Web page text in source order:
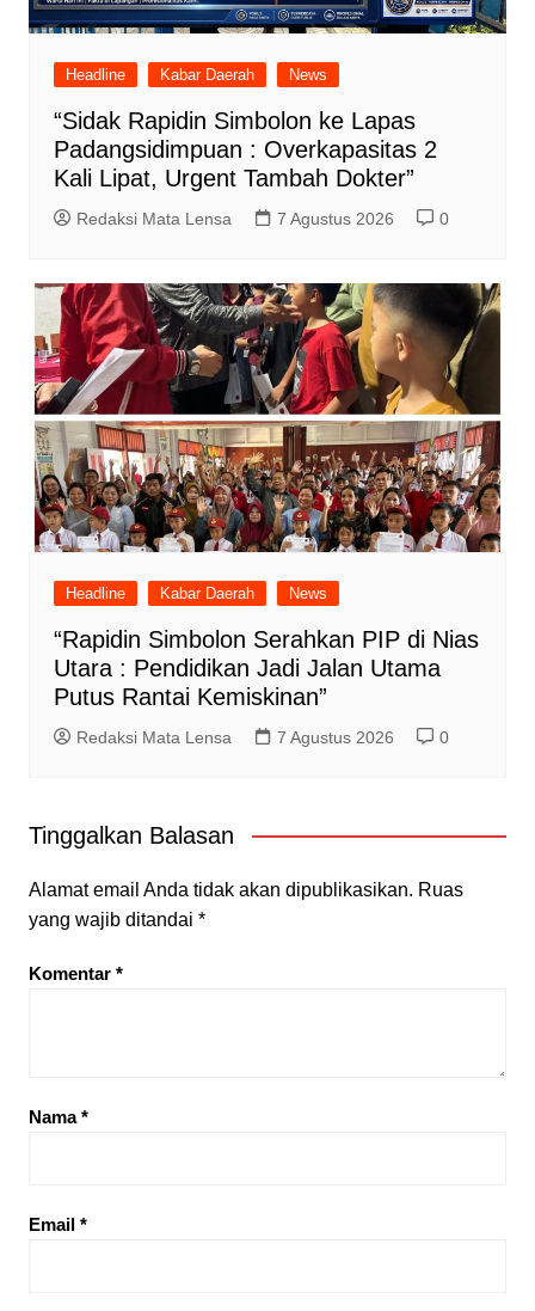
Headline Kabar Daerah News
“Sidak Rapidin Simbolon ke Lapas
Padangsidimpuan : Overkapasitas 2
Kali Lipat, Urgent Tambah Dokter”
Redaksi Mata Lensa 7 Agustus 2026 0
Headline Kabar Daerah News
“Rapidin Simbolon Serahkan PIP di Nias
Utara : Pendidikan Jadi Jalan Utama
Putus Rantai Kemiskinan”
Redaksi Mata Lensa 7 Agustus 2026 0
Tinggalkan Balasan
Alamat email Anda tidak akan dipublikasikan. Ruas
yang wajib ditandai *
Komentar *
Nama*
Email *